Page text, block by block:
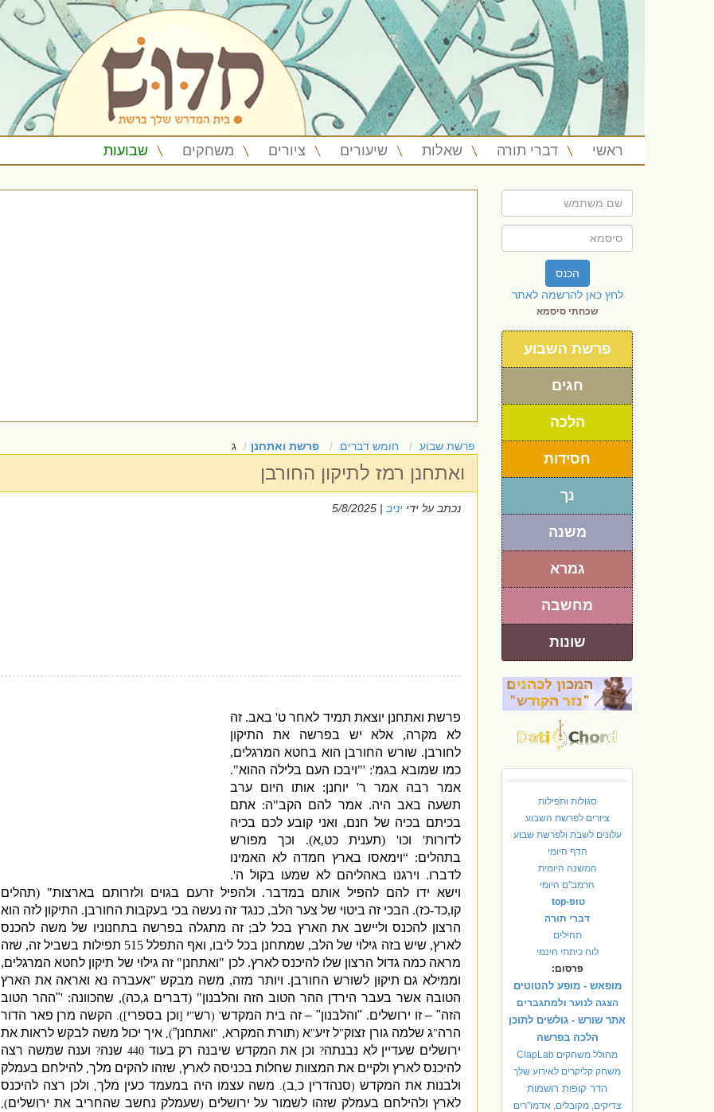
ראשי דברי תורה שאלות שיעורים ציורים משחקים שבועות
הכנס
לחץ כאן להרשמה לאתר
שכחתי סיסמא
פרשת השבוע
חגים
הלכה
חסידות
נך
משנה
גמרא
מחשבה
שונות
סגולות ותפילות
ציורים לפרשת השבוע
עלונים לשבת ולפרשת שבוע
הדף היומי
המשנה היומית
הרמב"ם היומי
טופ-top
דברי תורה
תהילים
לוח כיתתי חינמי
פרסום:
מופאש - מופע להטוטים
הצגה לנוער ולמתגברים
אתר שורש - גולשים לתוכן
הלכה בפרשה
מחולל משחקים ClapLab
משחק קליקרים לאירוע שלך
הדר קופות רושמות
צדיקים, מקובלים, אדמו"רים
פרשת שבוע חומש דברים פרשת ואתחנן ג
ואתחנן רמז לתיקון החורבן
נכתב על ידי יניב | 5/8/2025
פרשת ואתחנן יוצאת תמיד לאחר ט' באב. זה
לא מקרה, אלא יש בפרשה את התיקון
לחורבן. שורש החורבן הוא בחטא המרגלים,
כמו שמובא בגמ': '"ויבכו העם בלילה ההוא".
אמר רבה אמר ר' יוחנן: אותו היום ערב
תשעה באב היה.אמר להם הקב"ה: אתם
בכיתם בכיה של חנם, ואני קובע לכם בכיה
לדורות' וכו' (תענית כט,א). וכך מפורש
בתהלים: “וימאסו בארץ חמדה לא האמינו
לדברו. וירגנו באהליהם לא שמעו בקול ה'.
וישא ידו להם להפיל אותם במדבר. ולהפיל זרעם בגוים ולזרותם בארצות" (תהלים
קו,כד-כז). הבכי זה ביטוי של צער הלב,כנגד זה נעשה בכי בעקבות החורבן. התיקון לזה הוא
הרצון להכנס וליישב את הארץ בכל לב;זה מתגלה בפרשה בתחנוניו של משה להכנס
לארץ, שיש בזה גילוי של הלב, שמתחנן בכל ליבו, ואף התפלל515 תפילות בשביל זה, שזה
מראה כמה גדול הרצון שלו להיכנס לארץ.לכן "ואתחנן" זה גילוי של תיקון לחטא המרגלים,
וממילא גם תיקון לשורש החורבן. ויותר מזה, משה מבקש "אעברה נא ואראה את הארץ
הטובה אשר בעבר הירדן ההר הטוב הזה והלבנון" (דברים ג,כה), שהכוונה: '
"ההר הטוב
הזה" –זו ירושלים.
"והלבנון" –זה בית המקדש' (רש"י [וכן בספרי]). הקשה מרן פאר הדור
הרה"ג שלמה גורן זצוק"ל זיע"א (תורת המקרא , "ואתחנן”), איך יכול משה לבקש לראות את
ירושלים שעדיין לא נבנתה? וכן את המקדש שיבנה רק בעוד440 שנה? וענה שמשה רצה
להיכנס לארץ ולקיים את המצוות שחלות בכניסה לארץ שזהו להקים מלך להילחם בעמלק
ולבנות את המקדש (סנהדרין כ, ב). משה עצמו היה במעמד כעין מלך, ולכן רצה להיכנס
לארץ ולהילחם בעמלק שזהו לשמור על ירושלים (שעמלק נחשב שהחריב את ירושלים),